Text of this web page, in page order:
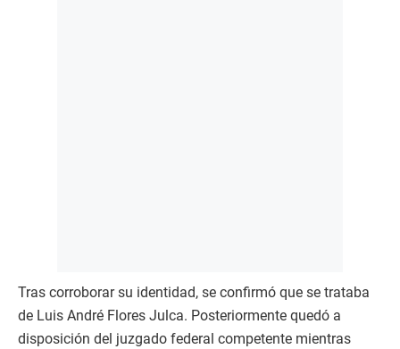
Tras corroborar su identidad, se confirmó que se trataba
de Luis André Flores Julca. Posteriormente quedó a
disposición del juzgado federal competente mientras